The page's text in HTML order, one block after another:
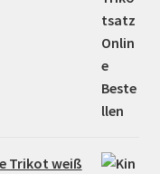
Trikot weiß